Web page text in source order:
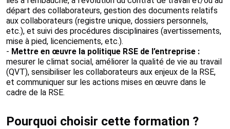
départ des collaborateurs, gestion des documents relatifs
aux collaborateurs (registre unique, dossiers personnels,
etc.), et suivi des procédures disciplinaires (avertissements,
mise à pied, licenciements, etc.).
- Mettre en œuvre la politique RSE de l’entreprise :
mesurer le climat social, améliorer la qualité de vie au travail
(QVT), sensibiliser les collaborateurs aux enjeux de la RSE,
et communiquer sur les actions mises en œuvre dans le
cadre de la RSE.
Pourquoi choisir cette formation ?